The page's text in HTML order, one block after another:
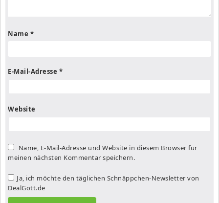
Name *
E-Mail-Adresse *
Website
Name, E-Mail-Adresse und Website in diesem Browser für
meinen nächsten Kommentar speichern.
Ja, ich möchte den täglichen Schnäppchen-Newsletter von
DealGott.de